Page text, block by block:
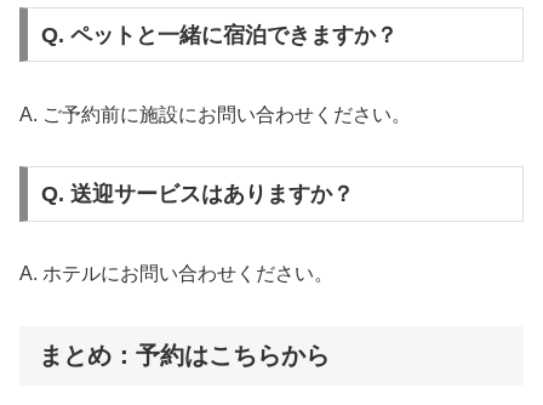
Q. ペットと一緒に宿泊できますか？
A. ご予約前に施設にお問い合わせください。
Q. 送迎サービスはありますか？
A. ホテルにお問い合わせください。
まとめ：予約はこちらから